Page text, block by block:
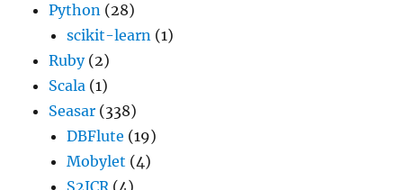
Python (28)
scikit-learn (1)
Ruby(2)
Scala (1)
Seasar (338)
DBFlute (19)
Mobylet (4)